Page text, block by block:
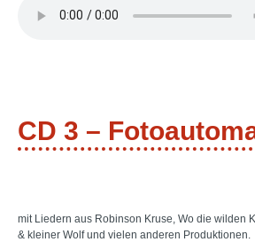
CD 3 –
mit Liedern aus Robinson Kruse, Wo die wilden
& kleiner Wolf und vielen anderen Produktionen.